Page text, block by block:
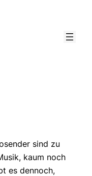
sind zu
kaum noch
es dennoch,